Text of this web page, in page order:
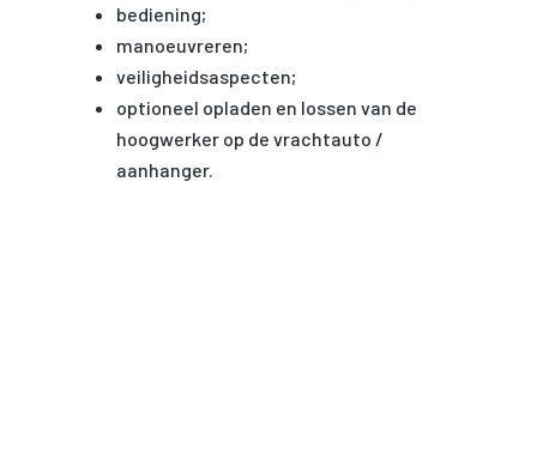
bediening;
manoeuvreren;
veiligheidsaspecten;
optioneel opladen en lossen van de
hoogwerker op de vrachtauto /
aanhanger.